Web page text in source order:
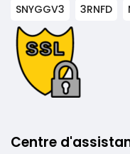
SNYGGV3
3RNFD
Centre